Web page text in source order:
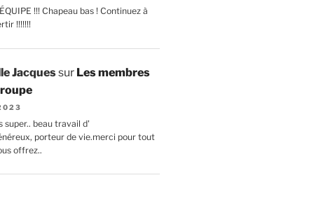
!!! Chapeau bas ! Continuez à
!!!!!!!
Jacquessur Les membres
super.. beau travail d'
porteur de vie.merci pour tout
offrez..